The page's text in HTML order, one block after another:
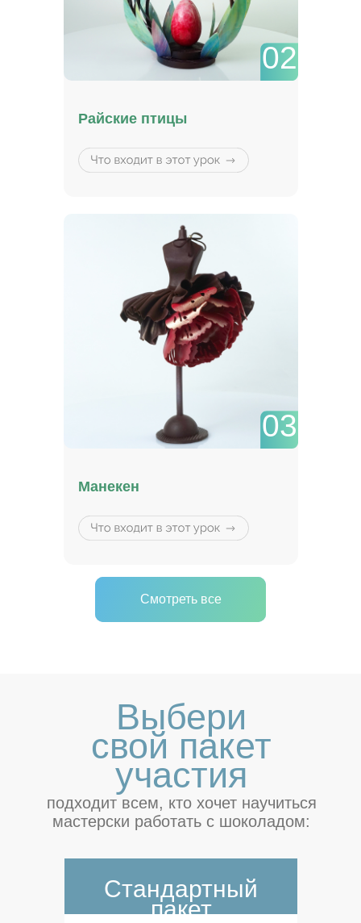
Райские птицы
02
Манекен
03
Овен
04
Фарфоровая игрушка “Телец”
07
Замок цветочных фей
10
Винтажная игрушка Пегаса
13
Cвернуть
Смотреть все
Выбери
свой пакет
участия
подходит всем, кто хочет научиться
мастерски работать с шоколадом:
Стандартный
пакет